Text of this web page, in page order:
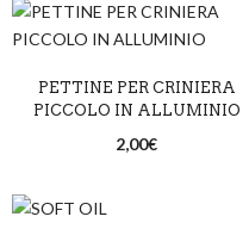
PETTINE PER CRINIERA
PICCOLO IN ALLUMINIO
2,00€